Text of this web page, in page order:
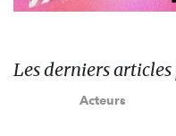
Les derniers
Acteurs